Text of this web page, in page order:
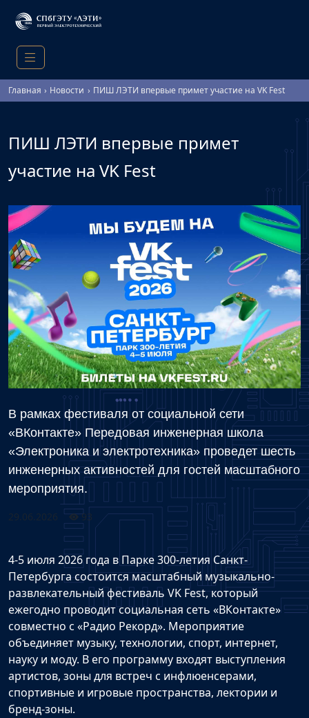
Главная Новости ПИШ ЛЭТИ впервые примет участие на VK Fest
ПИШ ЛЭТИ впервые примет
участие на VK Fest
В рамках фестиваля от социальной сети
«ВКонтакте» Передовая инженерная школа
«Электроника и электротехника» проведет шесть
инженерных активностей для гостей масштабного
мероприятия.
29.06.2026 93
4-5 июля 2026 года в Парке 300-летия Санкт-
Петербурга состоится масштабный музыкально-
развлекательный фестиваль VK Fest, который
ежегодно проводит социальная сеть «ВКонтакте»
совместно с «Радио Рекорд». Мероприятие
объединяет музыку, технологии, спорт, интернет,
науку и моду. В его программу входят выступления
артистов, зоны для встреч с инфлюенсерами,
спортивные и игровые пространства, лектории и
бренд-зоны.